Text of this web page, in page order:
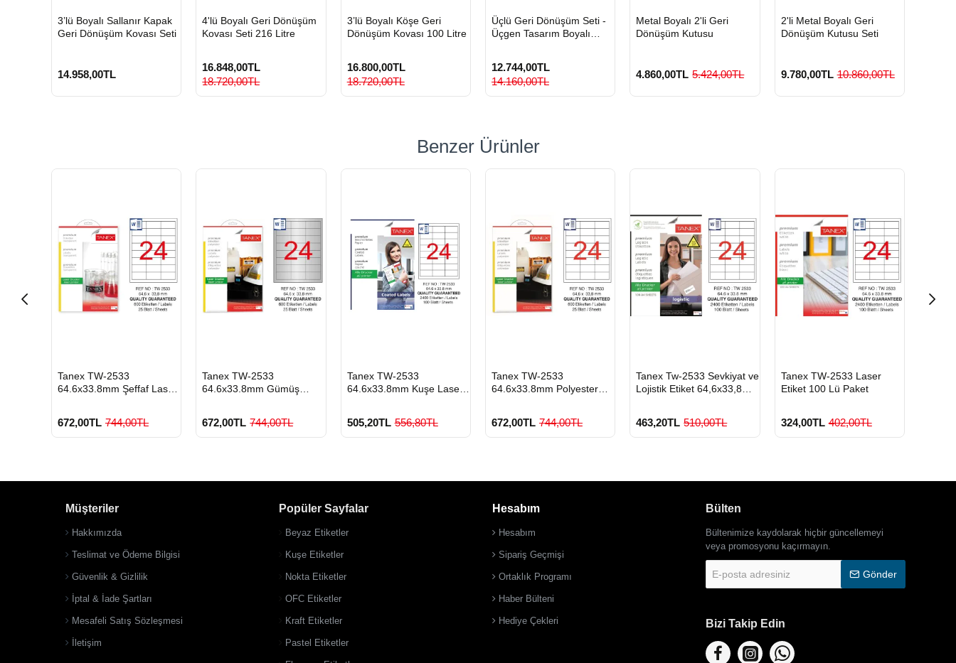
HIZLI
GÖNDERİ
3’lü Boyalı Sallanır Kapak
Geri Dönüşüm Kovası Seti
14.958,00TL
HIZLI
GÖNDERİ
4'lü Boyalı Geri Dönüşüm
Kovası Seti 216 Litre
16.848,00TL
18.720,00TL
HIZLI
GÖNDERİ
3’lü Boyalı Köşe Geri
Dönüşüm Kovası 100 Litre
16.800,00TL
18.720,00TL
HIZLI
GÖNDERİ
Üçlü Geri Dönüşüm Seti -
Üçgen Tasarım Boyalı
12.744,00TL
14.160,00TL
HIZLI
GÖNDERİ
Metal Boyalı 2'li Geri
Dönüşüm Kutusu
4.860,00TL 5.424,00TL
HIZLI
GÖNDERİ
2'li Metal Boyalı Geri
Dönüşüm Kutusu Seti
9.780,00TL 10.860,00TL
Benzer Ürünler
GÖNDERİ
900 TL Üzeri Kargo
Tanex TW-2533
64.6x33.8mm Şeffaf Laser
672,00TL 744,00TL
GÖNDERİ
900 TL Üzeri Kargo
Tanex TW-2533
64.6x33.8mm Gümüş
672,00TL 744,00TL
GÖNDERİ
Tanex TW-2533
64.6x33.8mm Kuşe Laser
505,20TL 556,80TL
GÖNDERİ
900 TL Üzeri Kargo
Tanex TW-2533
64.6x33.8mm Polyester
672,00TL 744,00TL
GÖNDERİ
900 TL Üzeri Kargo
Tanex Tw-2533 Sevkiyat ve
Lojistik Etiket 64,6x33,8
463,20TL 510,00TL
GÖNDERİ
900 TL Üzeri Kargo
Ücretsiz
Tanex TW-2533 Laser
Etiket 100 Lü Paket
324,00TL 402,00TL
Müşteriler
Hakkımızda
Teslimat ve Ödeme Bilgisi
Güvenlik & Gizlilik
İptal & İade Şartları
Mesafeli Satış Sözleşmesi
İletişim
Popüler Sayfalar
Beyaz Etiketler
Kuşe Etiketler
Nokta Etiketler
OFC Etiketler
Kraft Etiketler
Pastel Etiketler
Hesabım
Hesabım
Sipariş Geçmişi
Ortaklık Programı
Haber Bülteni
Hediye Çekleri
Bülten
Bültenimize kaydolarak hiçbir güncellemeyi
veya promosyonu kaçırmayın.
posta
Gönder
Bizi Takip Edin